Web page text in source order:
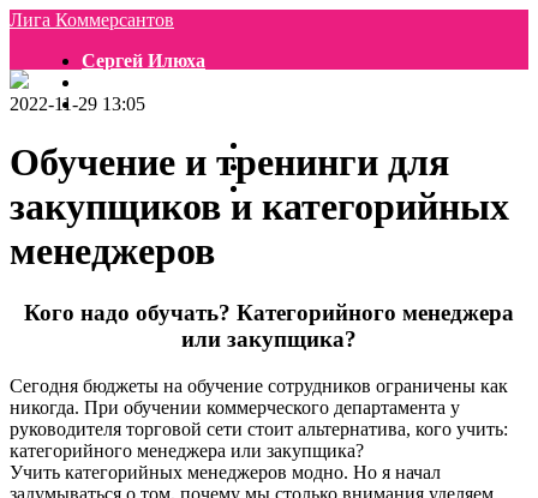
Лига Коммерсантов
Сергей Илюха
Услуги
Расписание тренингов
Обучение
2022-11-29 13:05
Обучение и тренинги для
закупщиков и категорийных
менеджеров
Кого надо обучать? Категорийного менеджера
или закупщика?
Сегодня бюджеты на обучение сотрудников ограничены как
никогда. При обучении коммерческого департамента у
руководителя торговой сети стоит альтернатива, кого учить:
категорийного менеджера или закупщика?
Учить категорийных менеджеров модно. Но я начал
задумываться о том, почему мы столько внимания уделяем